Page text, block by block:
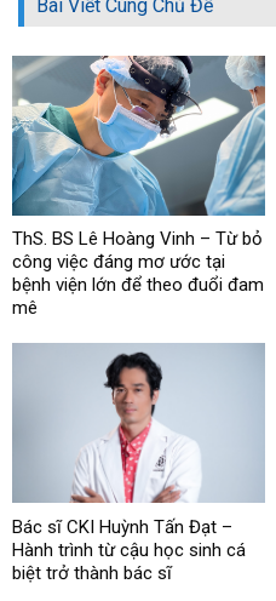
Bài Viết Cùng Chủ Đề
ThS. BS Lê Hoàng Vinh – Từ bỏ
công việc đáng mơ ước tại
bệnh viện lớn để theo đuổi đam
mê
Bác sĩ CKI Huỳnh Tấn Đạt –
Hành trình từ cậu học sinh cá
biệt trở thành bác sĩ